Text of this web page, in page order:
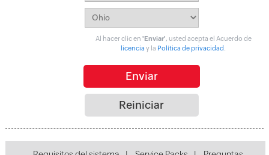
Al hacer clic en 'Enviar', usted acepta el Acuerdo de
licenciay la Política de privacidad